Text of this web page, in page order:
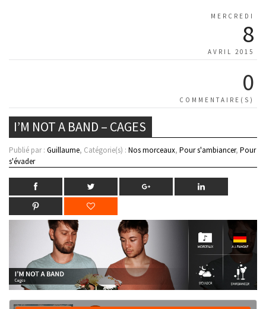
MERCREDI
8
AVRIL 2015
0
COMMENTAIRE(S)
I’M NOT A BAND – CAGES
Publié par : Guillaume, Catégorie(s) : Nos morceaux, Pour s'ambiancer, Pour
s'évader